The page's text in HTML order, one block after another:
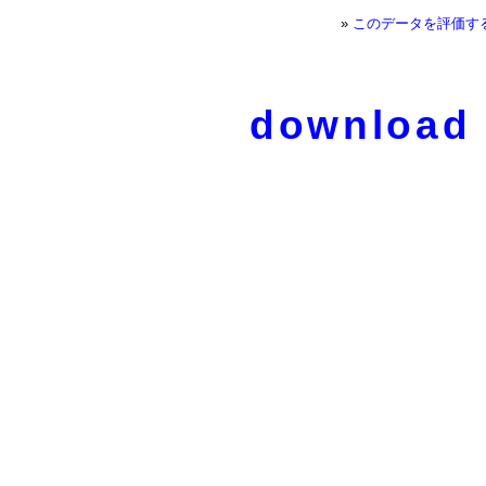
» このデータを評価す
download